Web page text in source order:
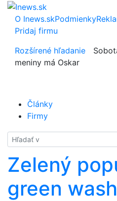
O Inews.skPodmienky
Pridaj firmu
Rozšírené hľadanie
meniny má Oskar
Články
Firmy
Hladať
Zelený
green